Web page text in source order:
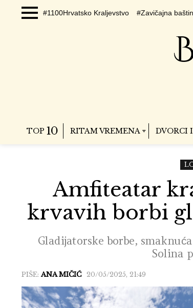
#1100Hrvatsko Kraljevstvo #Zavičajna
TOP 10 RITAM VREMENA DVORCI
Amfiteatar
krvavih borbi
Gladijatorske borbe,
Solina
PIŠE:ANA MIČIĆ 20/05/2025, 21:49